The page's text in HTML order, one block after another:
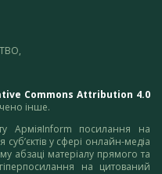
Commons Attribution 4.0
інше.
АрміяInform посилання на
суб’єктів у сфері онлайн-медіа
абзаці матеріалу прямого та
на цитований